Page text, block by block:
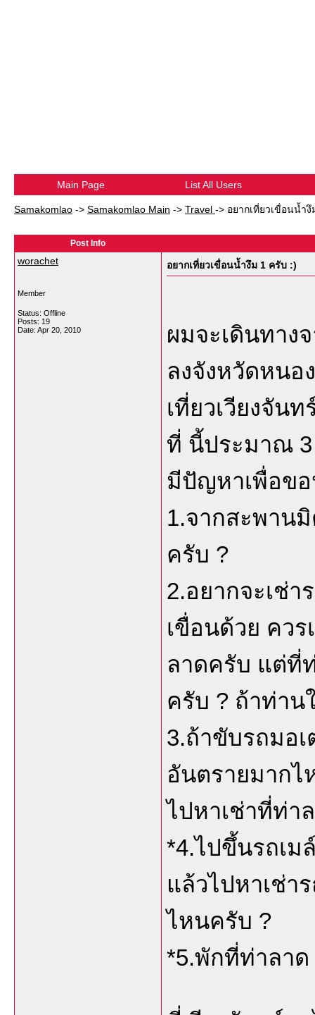
Main Page List All Users
Samakomlao -> Samakomlao Main -> Travel -> อยากเที่ยวเขื่อนน้ำ
Post Info
worachet
Member
Status: Offline
Posts: 19
Date: Apr 20, 2010
อยากเที่ยวเขื่อนน้ำงึม 1 ครับ :)
ผมจะเดินทาง
ลงจังหวัดหนอ
เที่ยวเวียงจัน
ที่ นี้ประมาณ
มีปัญหาเพื่อข
1.จากสะพาน
ครับ ?
2.อยากจะเช่า
เขื่อนด้วย คว
ลาดครับ แต่ที่
ครับ ? ถ้าท่าน
3.ถ้าขับรถมอเ
อันตรายมากไ
ไปหาเช่าที่ท่า
*4.ไปขึ้นรถเม
แล้วไปหาเช่า
ไหนครับ ?
*5.พักที่ท่าลา